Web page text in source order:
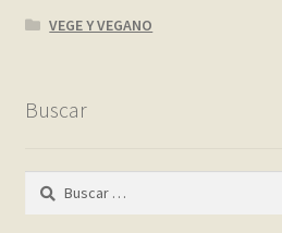
VEGE Y VEGANO
Buscar
Buscar: